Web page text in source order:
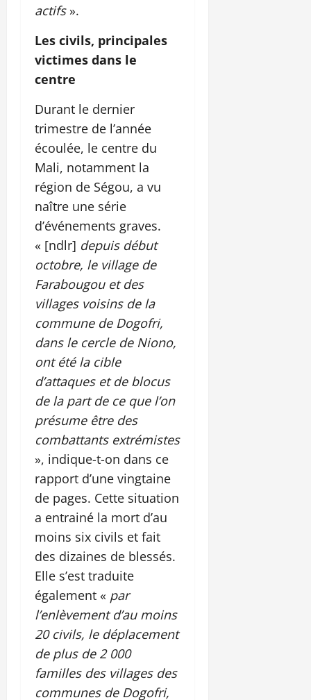
actifs».
Les civils, principales
victimes dans le
centre
Durant le dernier
trimestre de l’année
écoulée, le centre du
Mali, notamment la
région de Ségou, a vu
naître une série
d’événements graves.
« [ndlr] depuis début
octobre, le village de
Farabougou et des
villages voisins de la
commune de Dogofri,
dans le cercle de Niono,
ont été la cible
d’attaques et de blocus
de la part de ce que l’on
présume être des
combattants extrémistes
», indique-t-on dans ce
rapport d’une vingtaine
de pages. Cette situation
a entrainé la mort d’au
moins six civils et fait
des dizaines de blessés.
Elle s’est traduite
également « par
l’enlèvement d’au moins
20 civils, le déplacement
de plus de 2 000
familles des villages des
communes de Dogofri,